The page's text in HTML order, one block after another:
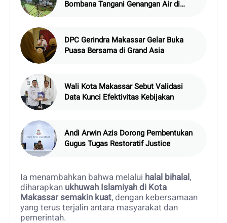
Bombana Tangani Genangan Air di
DPC Gerindra Makassar Gelar Buka
Puasa Bersama di Grand Asia
Wali Kota Makassar Sebut Validasi
Data Kunci Efektivitas Kebijakan
Andi Arwin Azis Dorong Pembentukan
Gugus Tugas Restoratif Justice
Ia menambahkan bahwa melalui halal bihalal ,
diharapkan ukhuwah Islamiyah di Kota
Makassar semakin kuat, dengan kebersamaan
yang terus terjalin antara masyarakat dan
pemerintah.